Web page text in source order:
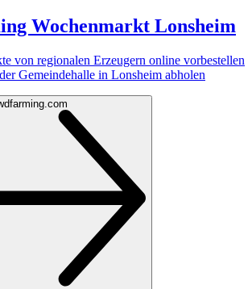
Wochenmarkt Lonsheim
von regionalen Erzeugern online vorbestellen
Gemeindehalle in Lonsheim abholen